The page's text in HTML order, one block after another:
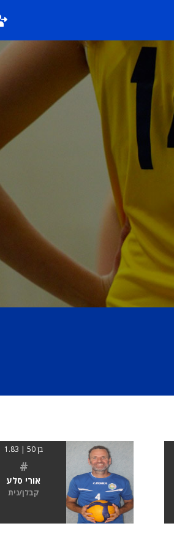
בן 50 | 1.83
#
אורי סלע
קבלן/נית